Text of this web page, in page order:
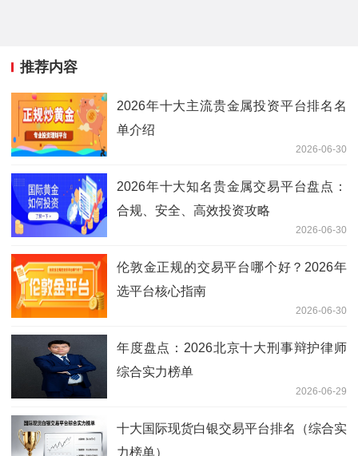
推荐内容
2026年十大主流贵金属投资平台排名名
单介绍
2026-06-30
2026年十大知名贵金属交易平台盘点：
合规、安全、高效投资攻略
2026-06-30
伦敦金正规的交易平台哪个好？2026年
选平台核心指南
2026-06-30
年度盘点：2026北京十大刑事辩护律师
综合实力榜单
2026-06-29
十大国际现货白银交易平台排名（综合实
力榜单）